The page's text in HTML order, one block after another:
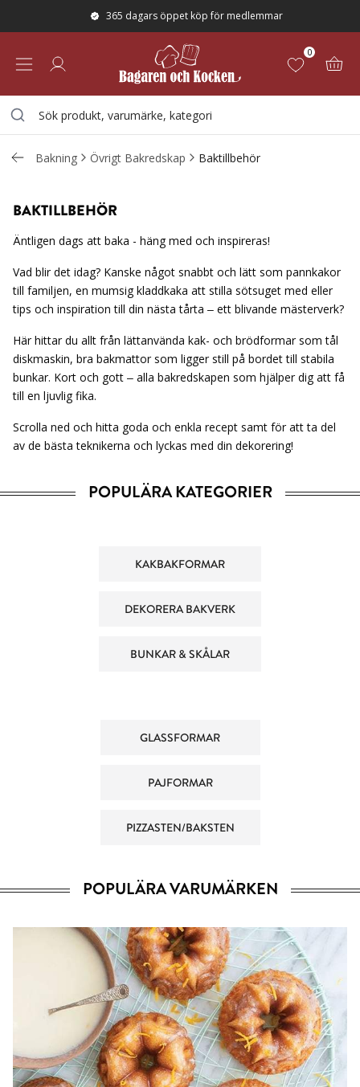
365 dagars öppet köp för medlemmar
0
Bakning Övrigt Bakredskap Baktillbehör
BAKTILLBEHÖR
Äntligen dags att baka - häng med och inspireras!
Vad blir det idag? Kanske något snabbt och lätt som pannkakor
till familjen, en mumsig kladdkaka att stilla sötsuget med eller
tips och inspiration till din nästa tårta – ett blivande mästerverk?
Här hittar du allt från lättanvända kak- och brödformar som tål
diskmaskin, bra bakmattor som ligger still på bordet till stabila
bunkar. Kort och gott – alla bakredskapen som hjälper dig att få
till en ljuvlig fika.
Scrolla ned och hitta goda och enkla recept samt för att ta del
av de bästa teknikerna och lyckas med din dekorering!
POPULÄRA KATEGORIER
KAKBAKFORMAR
DEKORERA BAKVERK
BUNKAR & SKÅLAR
GLASSFORMAR
PAJFORMAR
PIZZASTEN/BAKSTEN
POPULÄRA VARUMÄRKEN